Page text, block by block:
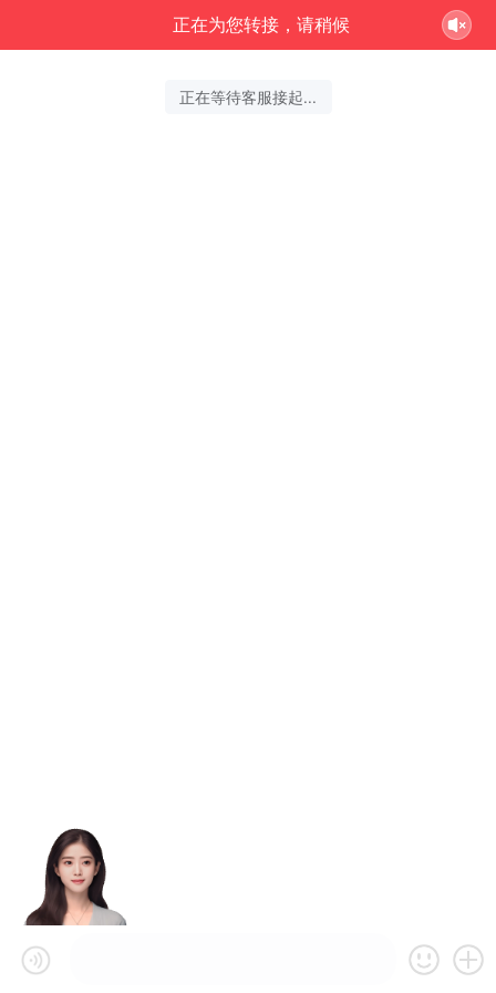
正在为您转接，请稍候
正在等待客服接起...